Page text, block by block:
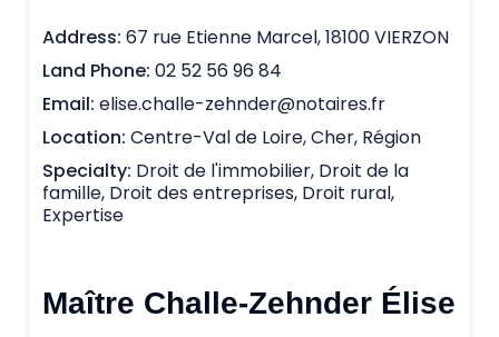
Address 67 rue Etienne Marcel, 18100 VIERZON
Land Phone 02 52 56 96 84
Email elise.challe-zehnder@notaires.fr
Location Centre-Val de Loire, Cher, Région
Specialty Droit de l'immobilier, Droit de la
famille, Droit des entreprises, Droit rural,
Expertise
Maître Challe-Zehnder Élise